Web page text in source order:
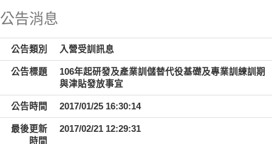
公告消息
公告類別 入營受訓訊息
公告標題
106年起研發及產業訓儲替代役基礎及專業訓練訓期
與津貼發放事宜
公告時間 2017/01/25 16:30:14
最後更新
時間
2017/02/21 12:29:31